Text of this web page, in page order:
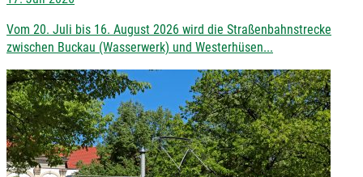
Vom 20. Juli bis 16. August 2026 wird die Straßenbahnstrecke
zwischen Buckau (Wasserwerk) und Westerhüsen...